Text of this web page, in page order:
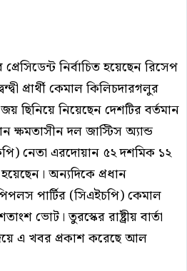
নির্বাচিত হয়েছেন রিসেপ
প্রার্থী কেমাল কিলিচদারগলুর
ছিনিয়ে নিয়েছেন দেশটির বর্তমান
ক্ষমতাসীন দল জাস্টিস অ্যান্ড
নেতা এরদোয়ান ৫২ দশমিক ১২
অন্যদিকে প্রধান
পার্টির (সিএইচপি) কেমাল
ভোট। তুরস্কের রাষ্ট্রীয় বার্তা
এ খবর প্রকাশ করেছে আল